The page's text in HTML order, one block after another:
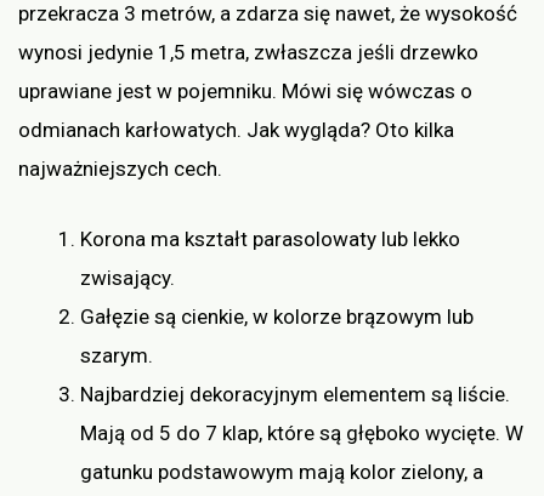
przekracza 3 metrów, a zdarza się nawet, że wysokość
wynosi jedynie 1,5 metra, zwłaszcza jeśli drzewko
uprawiane jest w pojemniku. Mówi się wówczas o
odmianach karłowatych. Jak wygląda? Oto kilka
najważniejszych cech.
Korona ma kształt parasolowaty lub lekko
zwisający.
Gałęzie są cienkie, w kolorze brązowym lub
szarym.
Najbardziej dekoracyjnym elementem są liście.
Mają od 5 do 7 klap, które są głęboko wycięte. W
gatunku podstawowym mają kolor zielony, a